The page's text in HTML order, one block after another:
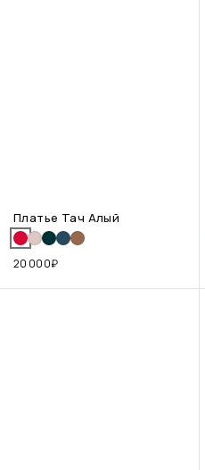
Платье Тач Алый
20 000₽